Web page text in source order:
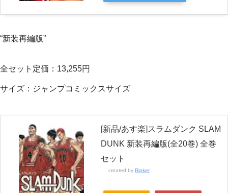
“新装再編版”
全セット定価：13,255円
サイズ：ジャンプコミックスサイズ
[新品/あす楽]スラムダンク SLAM
DUNK 新装再編版(全20巻) 全巻
セット
created by Rinker